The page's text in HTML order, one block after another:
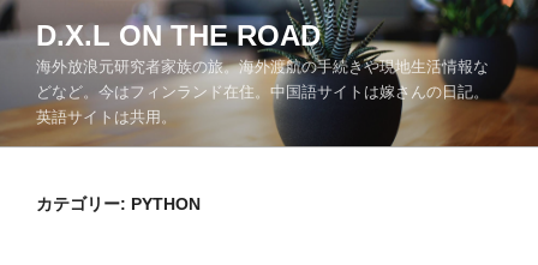
コ
ン
ツ
D.X.L ON THE ROAD
海外放浪元研究者家族の旅。海外渡航の手続きや現地生活情報な
どなど。今はフィンランド在住。中国語サイトは嫁さんの日記。
英語サイトは共用。
カテゴリー: PYTHON